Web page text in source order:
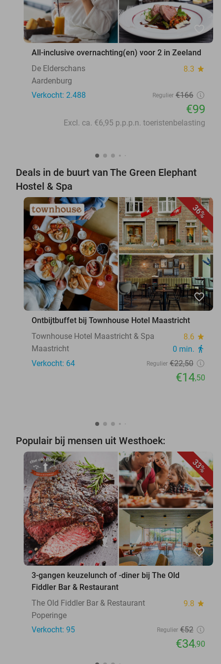
favorite_border
All-inclusive overnachting(en) voor 2 in Zeeland
De Elderschans
8.3 star
Aardenburg
Verkocht: 2.488
Regulier €166
€99
Excl. ca. €6,95 p.p.p.n. toeristenbelasting
Deals in de buurt van The Green Elephant
Hostel & Spa
36%
favorite_border
Ontbijtbuffet bij Townhouse Hotel Maastricht
Townhouse Hotel Maastricht & Spa
8.6 star
Maastricht 0 min. directions_walk
Verkocht: 64 Regulier €22,50
€14,50
Populair bij mensen uit Westhoek:
33%
favorite_border
3-gangen keuzelunch of -diner bij The Old
Fiddler Bar & Restaurant
The Old Fiddler Bar & Restaurant
9.8 star
Poperinge
Verkocht: 95
Regulier €52
€34,90